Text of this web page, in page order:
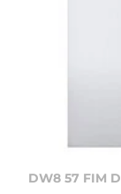
DW8 57 FIM D